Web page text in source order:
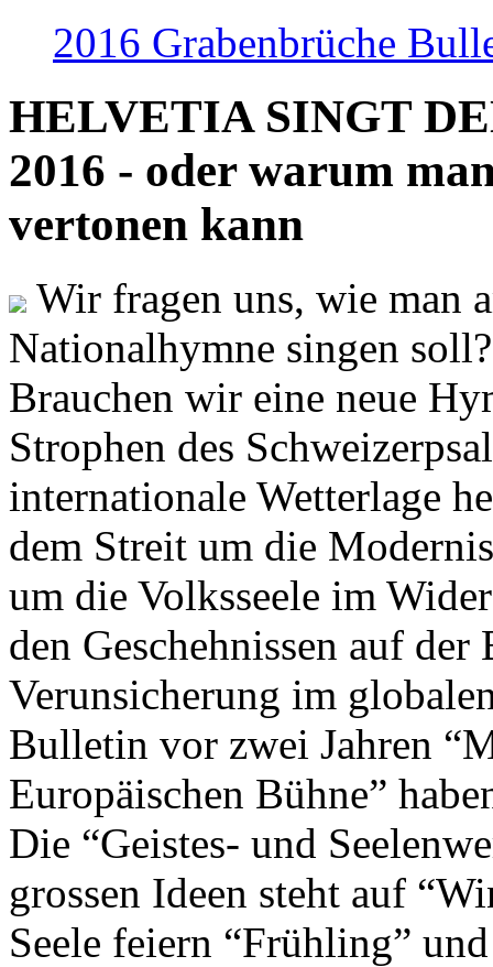
2016 Grabenbrüche
HELVETIA SINGT
2016 - oder warum
vertonen kann
Wir fragen uns, wie man
Nationalhymne singen
Brauchen wir eine neue
Strophen des
internationale Wetterlage
dem Streit um die
um die Volksseele im
den Geschehnissen auf
Verunsicherung im
Bulletin vor zwei Jahren
Europäischen Bühne”
Die “Geistes- und
grossen Ideen steht auf
Seele feiern “Frühling”